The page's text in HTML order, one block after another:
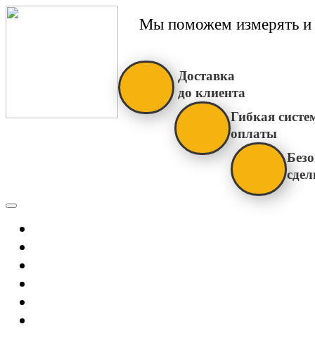
Мы поможем измерять и
Доставка
до клиента
Гибкая
оплаты